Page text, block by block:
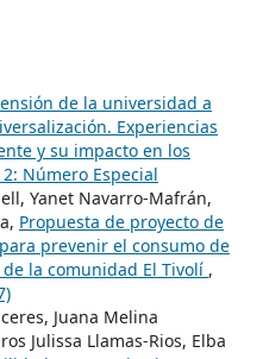
de la universidad a
Experiencias
y su impacto en los
Número Especial
Yanet Navarro-Mafrán,
Propuesta de proyecto de
prevenir el consumo de
la comunidad El Tivolí ,
Juana Melina
Julissa Llamas-Rios, Elba